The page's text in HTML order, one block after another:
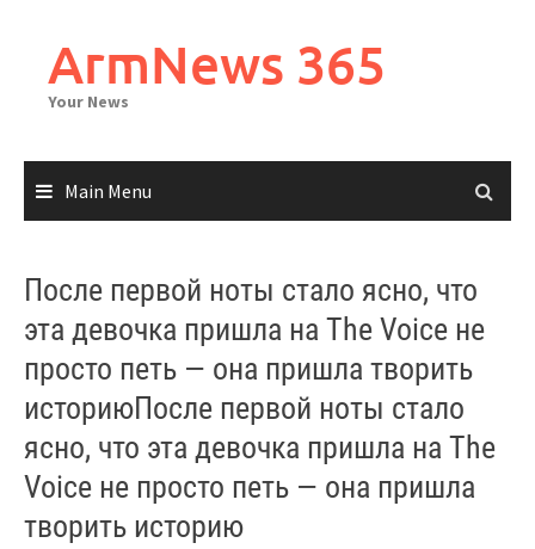
contentArmNews 365
Your News
Main Menu
После первой ноты стало ясно, что
эта девочка пришла на The Voice не
просто петь — она пришла творить
историюПосле первой ноты стало
ясно, что эта девочка пришла на The
Voice не просто петь — она пришла
творить историю